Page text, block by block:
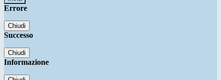
Errore
Chiudi
Successo
Chiudi
Informazione